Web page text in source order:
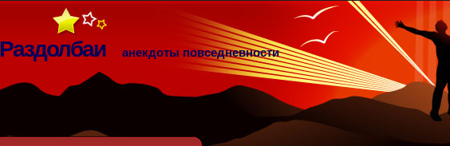
Раздолбаи анекдоты повседневности